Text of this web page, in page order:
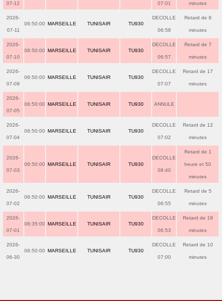
07-12 07:01 minutes
2026-
07-11
06:50:00 MARSEILLE TUNISAIR TU930
DECOLLE
06:58
Retard de 8
minutes
2026-
07-10
06:50:00 MARSEILLE TUNISAIR TU930
DECOLLE
06:57
Retard de 7
minutes
2026-
07-09
06:50:00 MARSEILLE TUNISAIR TU930
DECOLLE
07:07
Retard de 17
minutes
2026-
07-05
06:50:00 MARSEILLE TUNISAIR TU930 ANNULE
2026-
07-04
06:50:00 MARSEILLE TUNISAIR TU930
DECOLLE
07:02
Retard de 12
minutes
2026-
07-03
06:50:00 MARSEILLE TUNISAIR TU930
DECOLLE
08:40
Retard de 1
heure et 50
minutes
2026-
07-02
06:50:00 MARSEILLE TUNISAIR TU930
DECOLLE
06:55
Retard de 5
minutes
2026-
07-01
06:35:00 MARSEILLE TUNISAIR TU930
DECOLLE
06:53
Retard de 18
minutes
2026-
06-30
06:50:00 MARSEILLE TUNISAIR TU930
DECOLLE
07:00
Retard de 10
minutes